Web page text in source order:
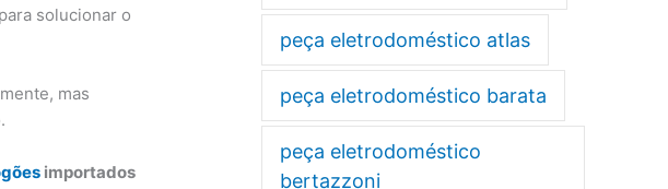
solucionar o
mas
importados
peça eletrodoméstico atlas
peça eletrodoméstico barata
peça eletrodoméstico
bertazzoni